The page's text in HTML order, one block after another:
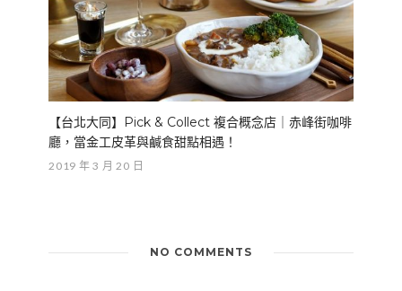
【台北大同】Pick & Collect 複合概念店｜赤峰街咖啡
廳，當金工皮革與鹹食甜點相遇！
2019 年 3 月 20 日
NO COMMENTS